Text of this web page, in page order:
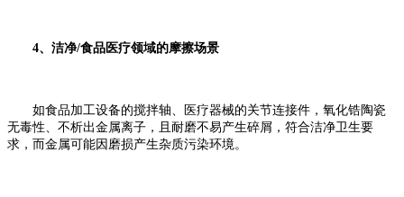
4、洁净/食品医疗领域的摩擦场景
如食品加工设备的搅拌轴、医疗器械的关节连接件，氧化锆陶瓷
无毒性、不析出金属离子，且耐磨不易产生碎屑，符合洁净卫生要
求，而金属可能因磨损产生杂质污染环境。